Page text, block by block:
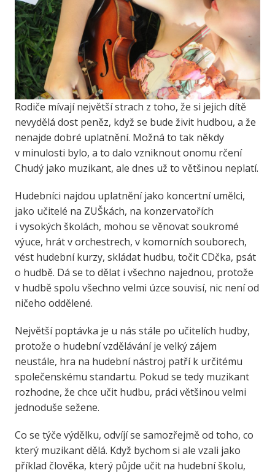
Rodiče mívají největší strach z toho, že si jejich dítě
nevydělá dost peněz, když se bude živit hudbou, a že
nenajde dobré uplatnění. Možná to tak někdy
v minulosti bylo, a to dalo vzniknout onomu rčení
Chudý jako muzikant, ale dnes už to většinou neplatí.
Hudebníci najdou uplatnění jako koncertní umělci,
jako učitelé na ZUŠkách, na konzervatořích
i vysokých školách, mohou se věnovat soukromé
výuce, hrát v orchestrech, v komorních souborech,
vést hudební kurzy, skládat hudbu, točit CDčka, psát
o hudbě. Dá se to dělat i všechno najednou, protože
v hudbě spolu všechno velmi úzce souvisí, nic není od
ničeho oddělené.
Největší poptávka je u nás stále po učitelích hudby,
protože o hudební vzdělávání je velký zájem
neustále, hra na hudební nástroj patří k určitému
společenskému standartu. Pokud se tedy muzikant
rozhodne, že chce učit hudbu, práci většinou velmi
jednoduše sežene.
Co se týče výdělku, odvíjí se samozřejmě od toho, co
který muzikant dělá. Když bychom si ale vzali jako
příklad člověka, který půjde učit na hudební školu,